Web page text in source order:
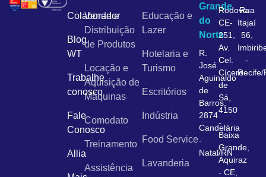
Colaborador
Blog
WT
Trabalhe
conosco
Fale
Conosco
Allia
Venda e
Distribuição
de Produtos
Locação e
Aquisição de
Máquinas
Comodato
Treinamento
Assistência
Educação e
Lazer
Hotelaria e
Turismo
Escritórios
Indústria
Food Service
Lavanderia
Grande
do
Norte
R.
José
Aguinaldo
de
Barros,
2874
Candelária
-
Natal/RN
Rodovia
CE-
251,
Av.
Cel.
Cícero
de
Sá,
4150
-
Baixa
Grande,
Aquiraz
- CE,
Rua
Itajaí
56,
-
Recife/